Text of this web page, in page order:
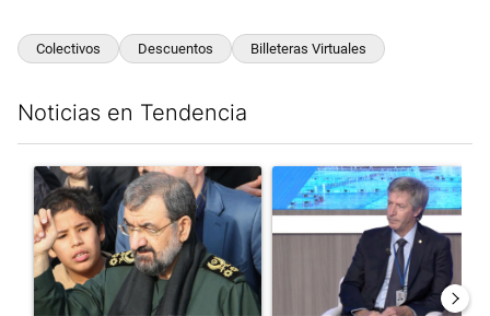
Colectivos Descuentos Billeteras Virtuales
Noticias en Tendencia
Un artículo de tendencia con el título "Irán nombró al ideólogo
Un artículo de tendencia